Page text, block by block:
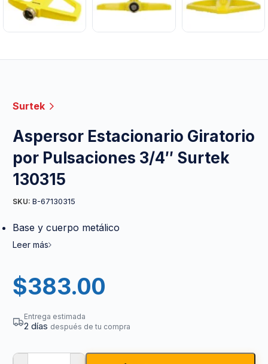
Surtek
Aspersor Estacionario Giratorio
por Pulsaciones 3/4″ Surtek
130315
SKU: B-67130315
Base y cuerpo metálico
Leer más
$383.00
Entrega estimada
2 días después de tu compra